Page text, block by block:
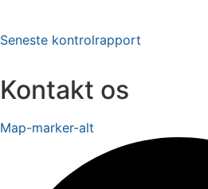
Seneste kontrolrapport
Kontakt os
Map-marker-alt